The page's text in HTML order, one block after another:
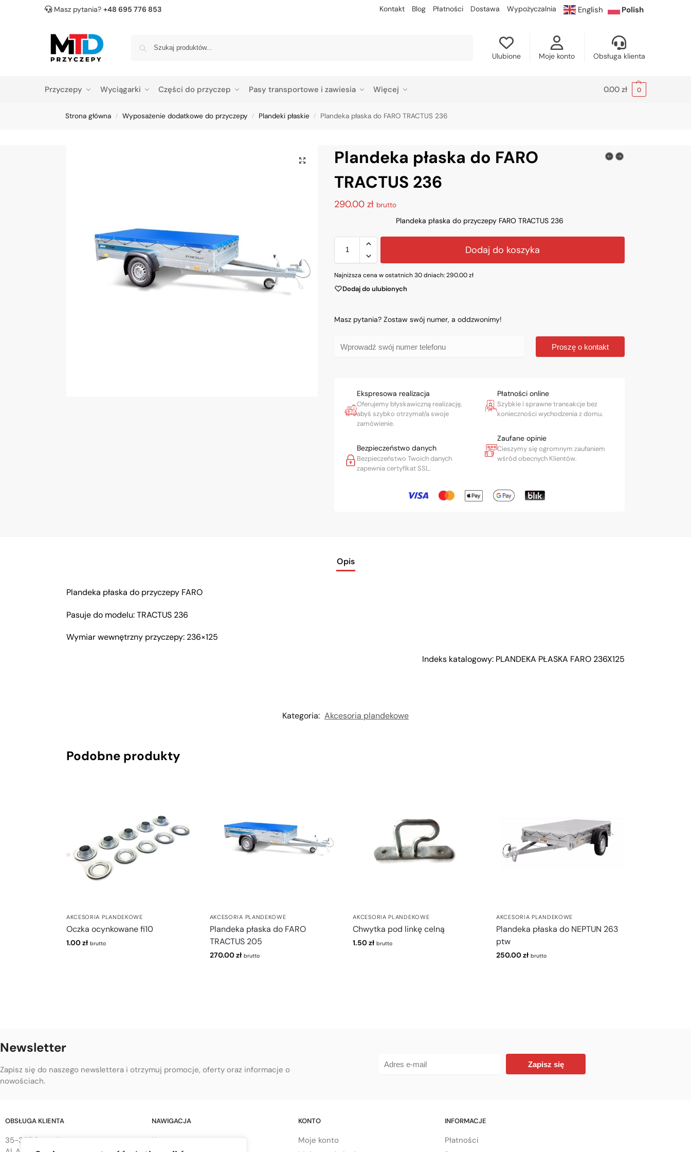
Masz pytania? +48 695 776 853 Kontakt Blog Płatności Dostawa Wypożyczalnia English Polish
Ulubione Moje konto Obsługa klienta
Przyczepy Wyciągarki Części do przyczep Pasy transportowe i zawiesia Więcej 0.00 zł 0
Strona główna / Wyposażenie dodatkowe do przyczepy / Plandeki płaskie / Plandeka płaska do FARO TRACTUS 236
Plandeka płaska do FARO
TRACTUS 236
290.00zł brutto
Plandeka płaska do przyczepy FARO TRACTUS 236
Dodaj do koszyka
Najniższa cena w ostatnich 30 dniach:290.00zł
Dodaj do ulubionych
Masz pytania? Zostaw swój numer, a oddzwonimy!
Proszę o kontakt
Ekspresowa realizacja
Oferujemy błyskawiczną realizację,
abyś szybko otrzymał/a swoje
zamówienie.
Bezpieczeństwo danych
Bezpieczeństwo Twoich danych
zapewnia certyfikat SSL.
Płatności online
Szybkie i sprawne transakcje bez
konieczności wychodzenia z domu.
Zaufane opinie
Cieszymy się ogromnym zaufaniem
wśród obecnych Klientów.
Opis
Plandeka płaska do przyczepy FARO
Pasuje do modelu: TRACTUS 236
Wymiar wewnętrzny przyczepy: 236×125
Indeks katalogowy: PLANDEKA PŁASKA FARO 236X125
Kategoria: Akcesoria plandekowe
Podobne produkty
AKCESORIA PLANDEKOWE
Oczka ocynkowane fi10
1.00zł brutto
AKCESORIA PLANDEKOWE
Plandeka płaska do FARO
TRACTUS 205
270.00zł brutto
AKCESORIA PLANDEKOWE
Chwytka pod linkę celną
1.50zł brutto
AKCESORIA PLANDEKOWE
Plandeka płaska do NEPTUN 263
ptw
250.00zł brutto
Newsletter
Zapisz się do naszego newslettera i otrzymuj promocje, oferty oraz informacje o
nowościach.
Zapisz się
OBSŁUGA KLIENTA
35-307 Rzeszów
NAWIGACJA
Home
KONTO
Moje konto
INFORMACJE
Płatności